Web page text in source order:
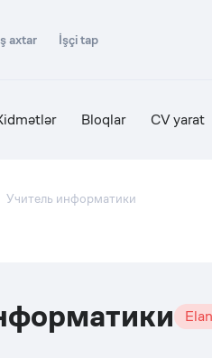
axtar İşçi tap
Bloqlar CV yarat
Учитель информатики